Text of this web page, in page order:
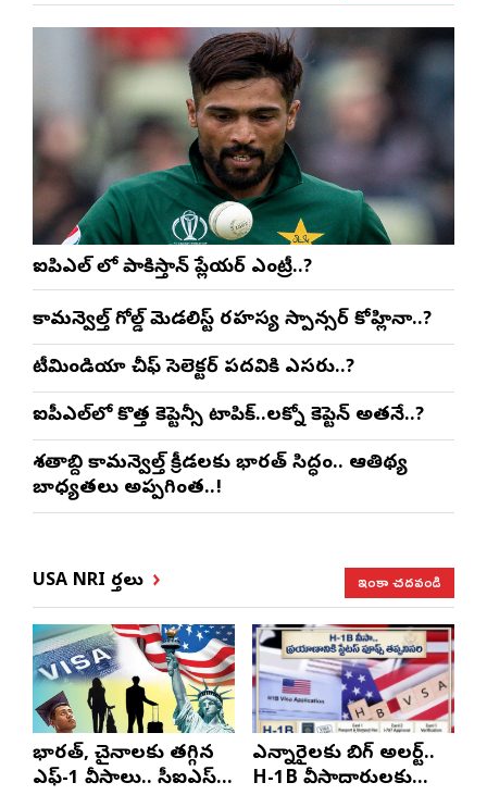
ఐపిఎల్ లో పాకిస్తాన్ ప్లేయర్ ఎంట్రీ..?
కామన్వెల్త్ గోల్డ్ మెడలిస్ట్ రహస్య స్పాన్సర్ కోహ్లినా..?
టీమిండియా చీఫ్ సెలెక్టర్ పదవికి ఎసరు..?
ఐపీఎల్‌లో కొత్త కెప్టెన్సీ టాపిక్..లక్నో కెప్టెన్ అతనే..?
శతాబ్ది కామన్వెల్త్ క్రీడలకు భారత్ సిద్ధం.. ఆతిథ్య
బాధ్యతలు అప్పగింత..!
USA NRI వార్తలు ఇంకా చదవండి
భారత్, చైనాలకు తగ్గిన
ఎఫ్-1 వీసాలు.. సీఐఎస్
ఎన్నారైలకు బిగ్ అలర్ట్..
H-1B వీసాదారులకు